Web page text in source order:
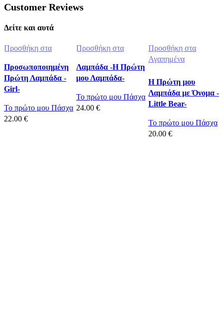
Customer Reviews
Δείτε και αυτά
Προσθήκη στα
Προσωποποιημένη
Πρώτη Λαμπάδα -
Girl-
Το πρώτο μου Πάσχα
22.00 €
Προσθήκη στα
Λαμπάδα -Η Πρώτη
μου Λαμπάδα-
Το πρώτο μου Πάσχα
24.00 €
Προσθήκη στα
Αγαπημένα
Η Πρώτη μου
Λαμπάδα με Όνομα -
Little Bear-
Το πρώτο μου Πάσχα
20.00 €